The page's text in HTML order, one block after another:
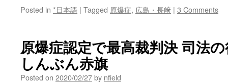
Posted in *日本語 | Tagged 原爆症, 広島・長﨑 | 3 Comments
原爆症認定で最高裁判決 司法
しんぶん赤旗
Posted on 2020/02/27by nfield